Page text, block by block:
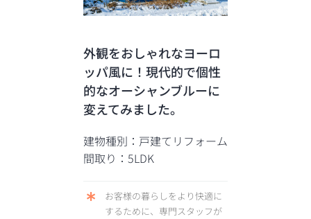
外観をおしゃれなヨーロ
ッパ風に！現代的で個性
的なオーシャンブルーに
変えてみました。
建物種別：戸建てリフォーム
間取り：5LDK
お客様の暮らしをより快適に
するために、専門スタッフが